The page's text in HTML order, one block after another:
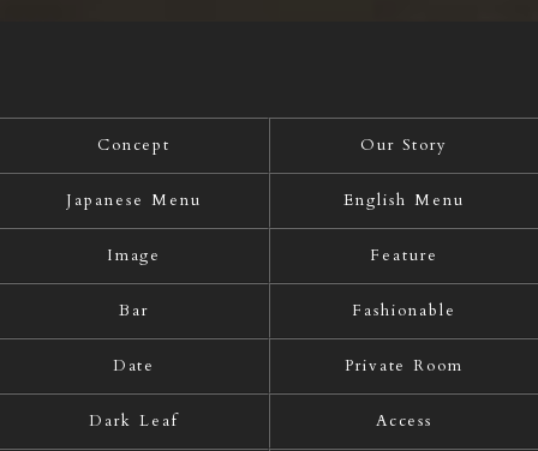
Concept Our Story
Japanese Menu English Menu
Image Feature
Bar Fashionable
Date Private Room
Dark Leaf Access